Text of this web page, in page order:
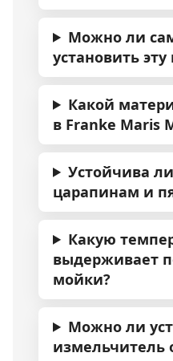
Можно ли
установить
Какой
в Franke Maris
Устойчива
царапинам и
Какую
выдерживает
мойки?
Можно ли
измельчитель